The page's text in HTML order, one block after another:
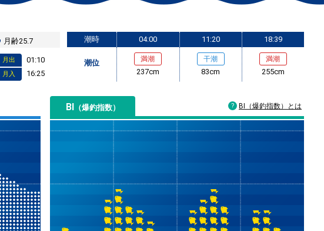
月齢25.7
月出 01:10
月入 16:25
潮時
潮位
04:00
満潮
237cm
11:20
干潮
83cm
18:39
満潮
255cm
BI （爆釣指数） BI（爆釣指数）とは